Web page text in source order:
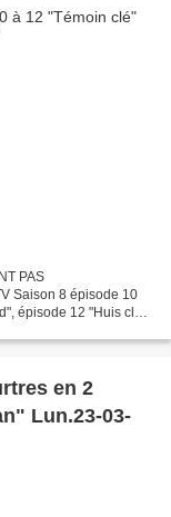
PAS
Saison 8 épisode 10
épisode 12 "Huis clos"
en 2
Lun.23-03-